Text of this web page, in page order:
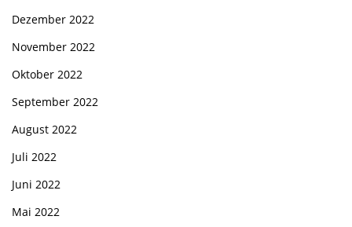
Dezember 2022
November 2022
Oktober 2022
September 2022
August 2022
Juli 2022
Juni 2022
Mai 2022